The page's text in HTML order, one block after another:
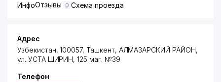
ИнфоОтзывы 0 Схема проезда
Адрес
Узбекистан, 100057, Ташкент, АЛМАЗАРСКИЙ РАЙОН,
ул. УСТА ШИРИН, 125 маг. №39
Телефон